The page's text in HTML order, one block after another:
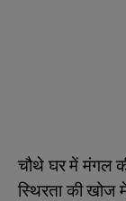
चौथे घर में मंगल
स्थिरता की